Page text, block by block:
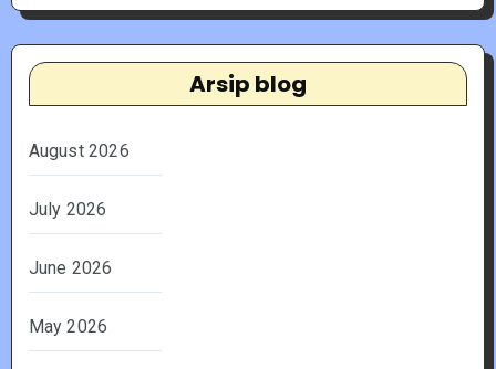
Arsip blog
August 2026
July 2026
June 2026
May 2026